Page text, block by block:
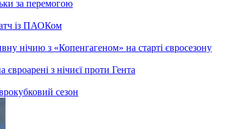
за перемогою
із ПАОКом
нічию з «Копенгагеном» на старті євросезону
з нічиєї проти Гента
сезон